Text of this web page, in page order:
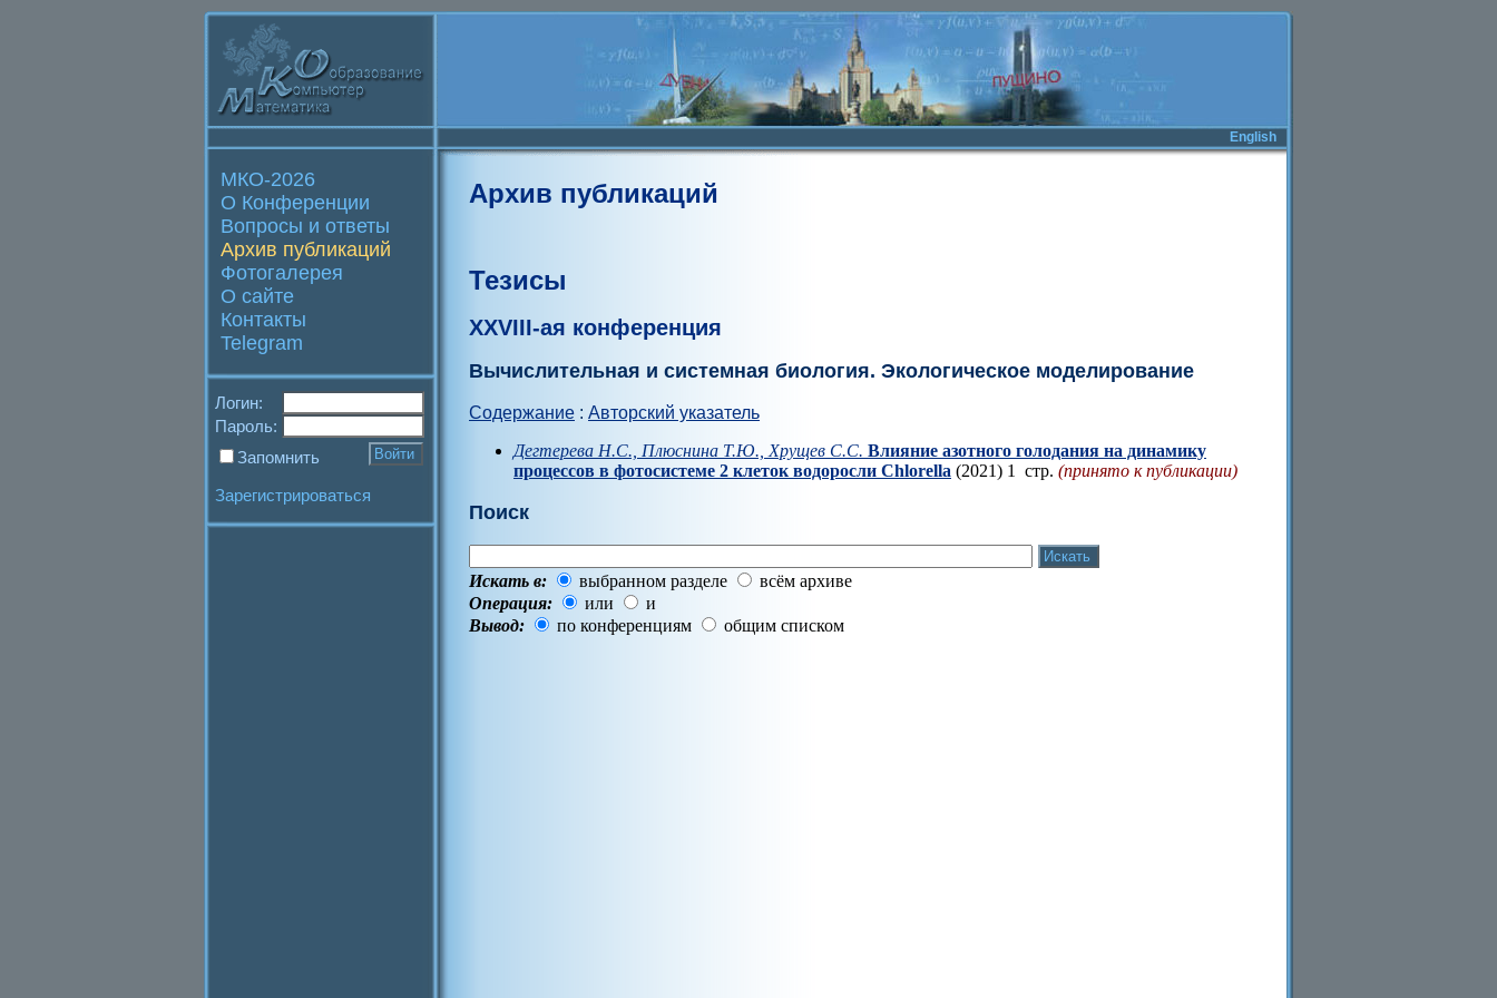
English
МКО-2026
О Конференции
Вопросы и ответы
Архив публикаций
Фотогалерея
О сайте
Контакты
Telegram
Логин:
Пароль:
Запомнить
Зарегистрироваться
Архив публикаций
Тезисы
XXVIII-ая конференция
Вычислительная и системная биология. Экологическое моделирование
Содержание : Авторский указатель
Дегтерева Н.С., Плюснина Т.Ю., Хрущев С.С. Влияние азотного голодания на динамику
процессов в фотосистеме 2 клеток водоросли Chlorella (2021) 1 стр. (принято к публикации)
Поиск
Искать в: выбранном разделе
всём архиве
Операция:
или
и
Вывод:
по конференциям общим списком